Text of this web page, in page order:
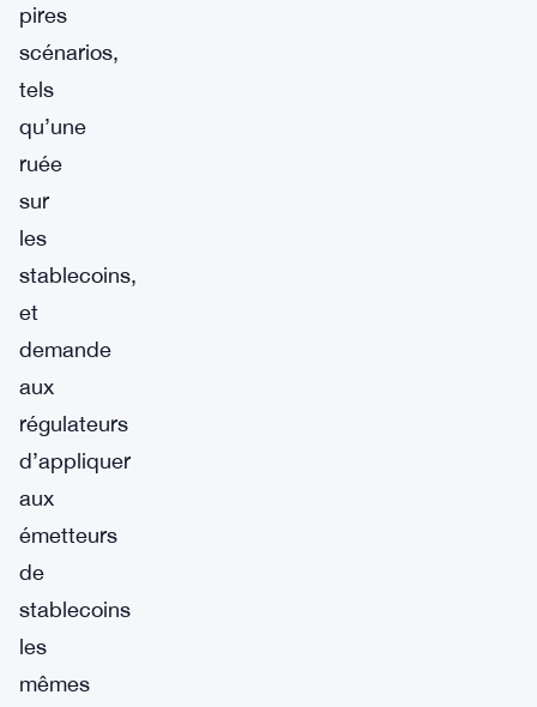
pires
scénarios,
tels
qu’une
ruée
sur
les
stablecoins,
et
demande
aux
régulateurs
d’appliquer
aux
émetteurs
de
stablecoins
les
mêmes